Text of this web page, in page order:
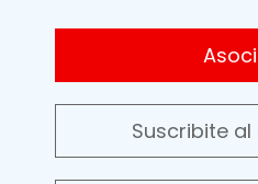
Suscribite